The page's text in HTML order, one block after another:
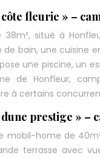
fleurie » –
situé à
de bain, une cuisine
une piscine, un
de Honfleur,
à certains
prestige » –
mobil-home de
terrasse avec